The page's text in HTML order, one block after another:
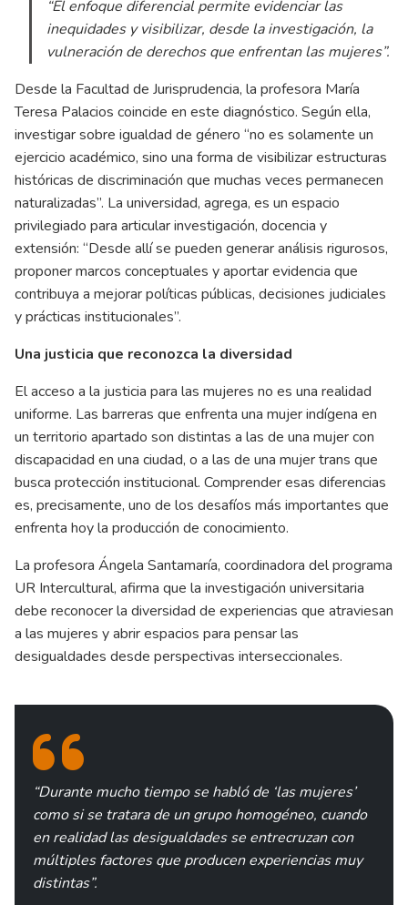
“El enfoque diferencial permite evidenciar las
inequidades y visibilizar, desde la investigación, la
vulneración de derechos que enfrentan las mujeres”.
Desde la Facultad de Jurisprudencia, la profesora María
Teresa Palacios coincide en este diagnóstico. Según ella,
investigar sobre igualdad de género “no es solamente un
ejercicio académico, sino una forma de visibilizar estructuras
históricas de discriminación que muchas veces permanecen
naturalizadas”. La universidad, agrega, es un espacio
privilegiado para articular investigación, docencia y
extensión: “Desde allí se pueden generar análisis rigurosos,
proponer marcos conceptuales y aportar evidencia que
contribuya a mejorar políticas públicas, decisiones judiciales
y prácticas institucionales”.
Una justicia que reconozca la diversidad
El acceso a la justicia para las mujeres no es una realidad
uniforme. Las barreras que enfrenta una mujer indígena en
un territorio apartado son distintas a las de una mujer con
discapacidad en una ciudad, o a las de una mujer trans que
busca protección institucional. Comprender esas diferencias
es, precisamente, uno de los desafíos más importantes que
enfrenta hoy la producción de conocimiento.
La profesora Ángela Santamaría, coordinadora del programa
UR Intercultural, afirma que la investigación universitaria
debe reconocer la diversidad de experiencias que atraviesan
a las mujeres y abrir espacios para pensar las
desigualdades desde perspectivas interseccionales.
“Durante mucho tiempo se habló de ‘las mujeres’
como si se tratara de un grupo homogéneo, cuando
en realidad las desigualdades se entrecruzan con
múltiples factores que producen experiencias muy
distintas”.